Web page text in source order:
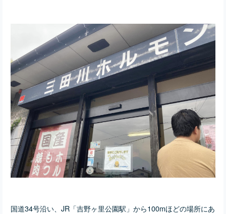
国道34号沿い、JR「吉野ヶ里公園駅」から100mほどの場所にあ